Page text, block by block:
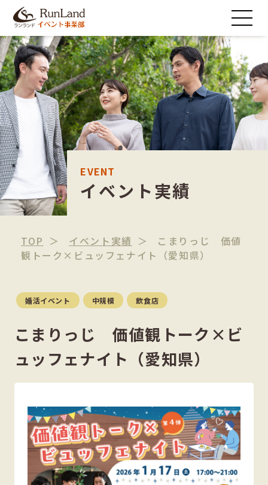
EVENT
イベント実績
TOP イベント実績
こまりっじ 価値
観トーク×ビュッフェナイト（愛知県）
婚活イベント 中規模 飲食店
こまりっじ 価値観トーク×ビ
ュッフェナイト（愛知県）